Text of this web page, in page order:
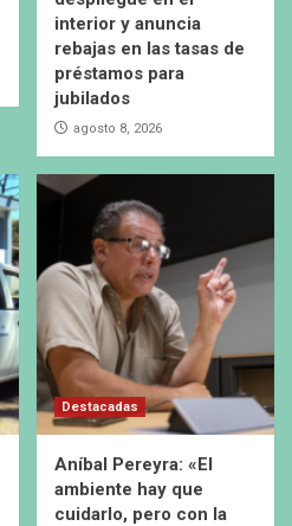
interior y anuncia
rebajas en las tasas de
préstamos para
jubilados
agosto 8, 2026
Destacadas
Aníbal Pereyra: «El
ambiente hay que
cuidarlo, pero con la